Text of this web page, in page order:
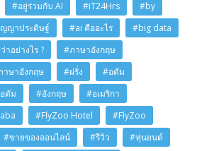
#อยู่ร่วมกับ AI #iT24Hrs
#by
ญาประดิษฐ์ #ai คืออะไร
#big data
อย่างไร ?
#ภาษาอังกฤษ
ษาอังกฤษ #ฝรั่ง
#อดัม
ดัม #อังกฤษ
#อเมริกา
#FlyZoo Hotel
#FlyZoo
#ขายของออนไลน์ #รีวิว
#หุ่นยนต์